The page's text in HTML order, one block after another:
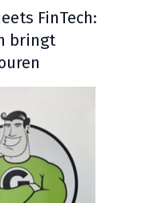
FinTech:
bringt